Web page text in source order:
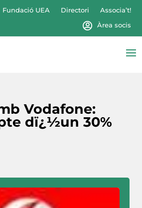
Fundació UEA Directori
Associa’t!
Àrea socis
Vodafone:
dï¿½un 30%